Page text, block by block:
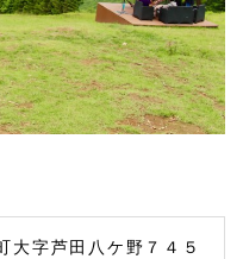
大字芦田八ケ野７４５